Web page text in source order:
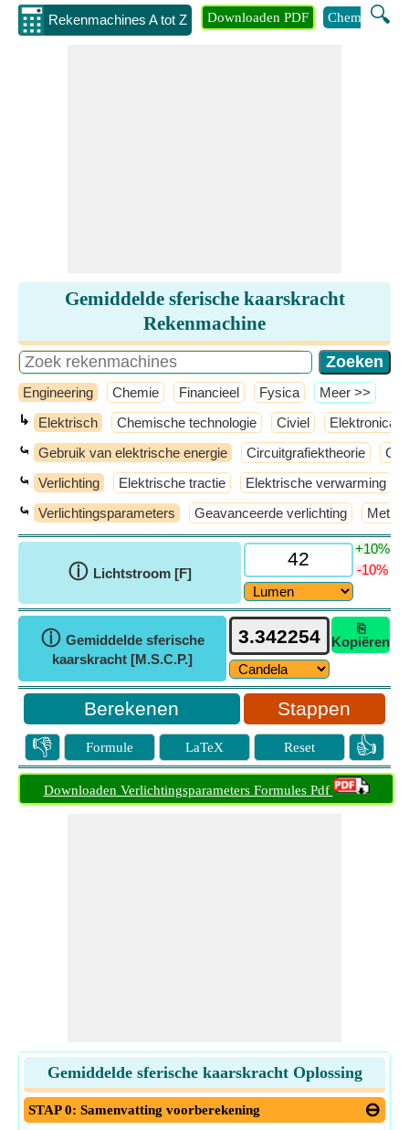
Rekenmachines A tot Z 🔍
Downloaden PDF Chemie
Gemiddelde sferische kaarskracht
Rekenmachine
Engineering Chemie Financieel Fysica ​Meer >>
↳ Elektrisch Chemische technologie Civiel Elektronica
⤿ Gebruik van elektrische energie Circuitgrafiektheorie
⤿ Verlichting Elektrische tractie Elektrische verwarming
⤿ Verlichtingsparameters Geavanceerde verlichting
ⓘ Lichtstroom [F]
+10%
-10%
ⓘ Gemiddelde sferische
kaarskracht [M.S.C.P.]
⎘
Kopiëren
Stappen
👎 Formule LaTeX Reset 👍
Downloaden Verlichtingsparameters Formules Pdf
Gemiddelde sferische kaarskracht Oplossing
STAP 0: Samenvatting voorberekening